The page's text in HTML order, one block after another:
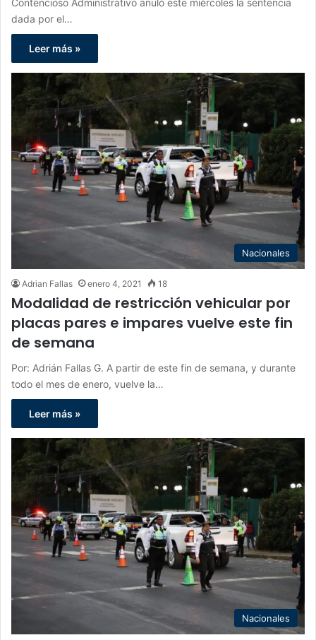
Contencioso Administrativo anuló este miércoles la sentencia
dada por el…
Leer más »
Nacionales
Adrian Fallas enero 4, 2021 18
Modalidad de restricción vehicular por
placas pares e impares vuelve este fin
de semana
Por: Adrián Fallas G. A partir de este fin de semana, y durante
todo el mes de enero, vuelve la…
Leer más »
Nacionales